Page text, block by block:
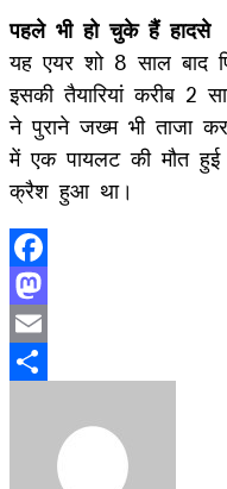
पहले भी हो चुके हैं हादसे
यह एयर शो 8 साल बाद
इसकी तैयारियां करीब
ने पुराने जख्म भी ताजा
में एक पायलट की मौत
क्रैश हुआ था।
Facebook
Mastodon
Email